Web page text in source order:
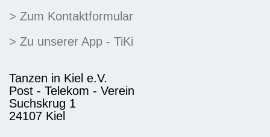
> Zum Kontaktformular
> Zu unserer App - TiKi
Tanzen in Kiel e.V.
Post - Telekom - Verein
Suchskrug 1
24107 Kiel